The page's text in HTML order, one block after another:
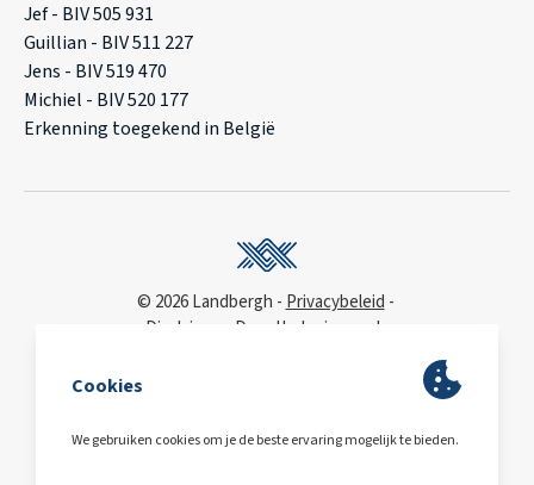
Jef - BIV 505 931
Guillian - BIV 511 227
Jens - BIV 519 470
Michiel - BIV 520 177
Erkenning toegekend in België
© 2026 Landbergh
Privacybeleid
Disclaimer
Deonthologie van de
toegankelijkheidsverklaring
BE0563.607.810